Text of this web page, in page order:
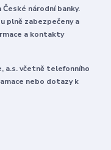
národní banky.
plně zabezpečeny a
a kontakty
a.s. včetně telefonního
nebo dotazy k